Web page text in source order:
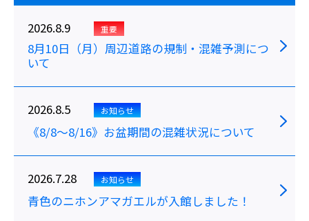
2026.8.9 重要
8月10日（月）周辺道路の規制・混雑予測につ
いて
2026.8.5 お知らせ
《8/8～8/16》お盆期間の混雑状況について
2026.7.28 お知らせ
青色のニホンアマガエルが入館しました！